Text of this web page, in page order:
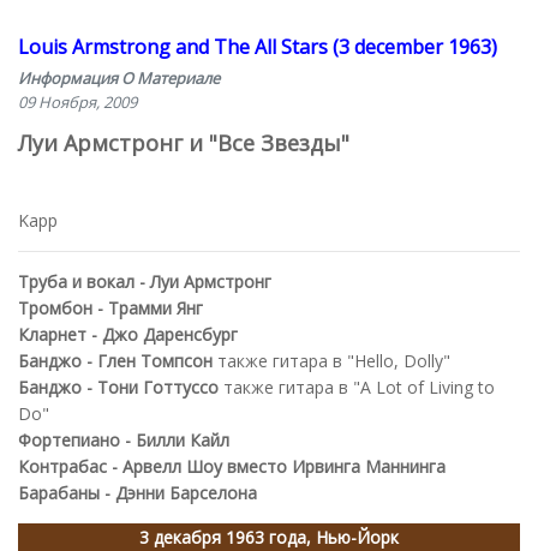
Louis Armstrong and The All Stars (3 december 1963)
Информация О Материале
09 Ноября, 2009
Луи Армстронг и "Все Звезды"
Kapp
Труба и вокал - Луи Армстронг
Тромбон - Трамми Янг
Кларнет - Джо Даренсбург
Банджо - Глен Томпсон также гитара в "Hello, Dolly"
Банджо - Тони Готтуссо также гитара в "A Lot of Living to
Do"
Фортепиано - Билли Кайл
Контрабас - Арвелл Шоу вместо Ирвинга Маннинга
Барабаны - Дэнни Барселона
3 декабря 1963 года, Нью-Йорк